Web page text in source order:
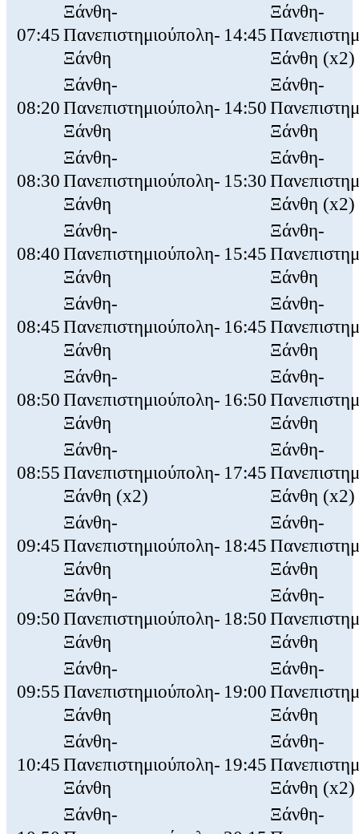
07:45
Ξάνθη-
Πανεπιστημιούπολη-
Ξάνθη
14:45
Ξάνθη-
Ξάνθη (x2)
08:20
Ξάνθη-
Πανεπιστημιούπολη-
Ξάνθη
14:50
Ξάνθη-
Ξάνθη
08:30
Ξάνθη-
Πανεπιστημιούπολη-
Ξάνθη
15:30
Ξάνθη-
Ξάνθη (x2)
08:40
Ξάνθη-
Πανεπιστημιούπολη-
Ξάνθη
15:45
Ξάνθη-
Ξάνθη
08:45
Ξάνθη-
Πανεπιστημιούπολη-
Ξάνθη
16:45
Ξάνθη-
Ξάνθη
08:50
Ξάνθη-
Πανεπιστημιούπολη-
Ξάνθη
16:50
Ξάνθη-
Ξάνθη
08:55
Ξάνθη-
Πανεπιστημιούπολη-
Ξάνθη (x2)
17:45
Ξάνθη-
Ξάνθη (x2)
09:45
Ξάνθη-
Πανεπιστημιούπολη-
Ξάνθη
18:45
Ξάνθη-
Ξάνθη
09:50
Ξάνθη-
Πανεπιστημιούπολη-
Ξάνθη
18:50
Ξάνθη-
Ξάνθη
09:55
Ξάνθη-
Πανεπιστημιούπολη-
Ξάνθη
19:00
Ξάνθη-
Ξάνθη
10:45
Ξάνθη-
Πανεπιστημιούπολη-
Ξάνθη
19:45
Ξάνθη-
Ξάνθη (x2)
Ξάνθη-
Ξάνθη-